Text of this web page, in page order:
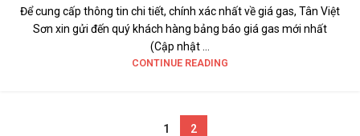
Để cung cấp thông tin chi tiết, chính xác nhất về giá gas, Tân Việt
Sơn xin gửi đến quý khách hàng bảng báo giá gas mới nhất
(Cập nhật ...
CONTINUE READING
1 2